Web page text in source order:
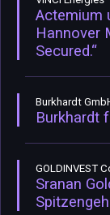
Actemium
Hannover
Secured.“
Burkhardt
Burkhardt
GOLDINVEST
Sranan